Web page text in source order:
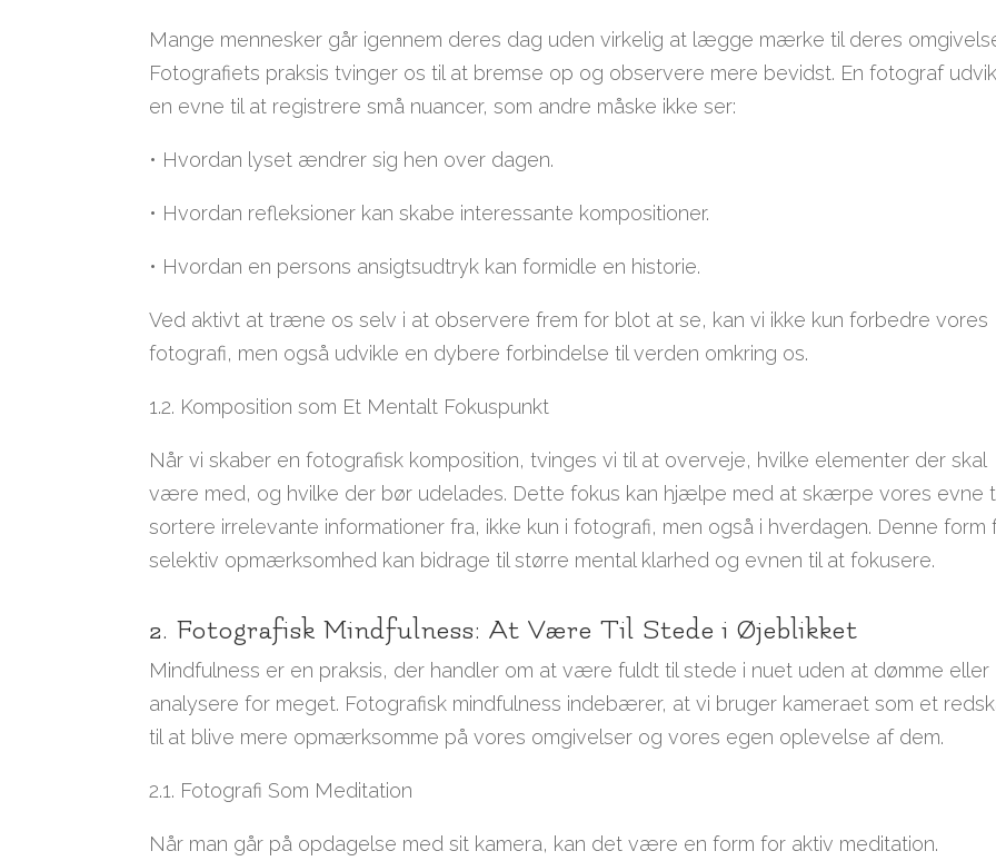
Mange mennesker går igennem deres dag uden virkelig at lægge mærke til deres
Fotografiets praksis tvinger os til at bremse op og observere mere bevidst. En fotograf
en evne til at registrere små nuancer, som andre måske ikke ser:
• Hvordan lyset ændrer sig hen over dagen.
• Hvordan refleksioner kan skabe interessante kompositioner.
• Hvordan en persons ansigtsudtryk kan formidle en historie.
Ved aktivt at træne os selv i at observere frem for blot at se, kan vi ikke kun forbedre vores
fotografi, men også udvikle en dybere forbindelse til verden omkring os.
1.2. Komposition som Et Mentalt Fokuspunkt
Når vi skaber en fotografisk komposition, tvinges vi til at overveje, hvilke elementer der skal
være med, og hvilke der bør udelades. Dette fokus kan hjælpe med at skærpe vores evne
sortere irrelevante informationer fra, ikke kun i fotografi, men også i hverdagen. Denne form
selektiv opmærksomhed kan bidrage til større mental klarhed og evnen til at fokusere.
2. Fotografisk Mindfulness: At Være Til Stede i Øjeblikket
Mindfulness er en praksis, der handler om at være fuldt til stede i nuet uden at dømme eller
analysere for meget. Fotografisk mindfulness indebærer, at vi bruger kameraet som et
til at blive mere opmærksomme på vores omgivelser og vores egen oplevelse af dem.
2.1. Fotografi Som Meditation
Når man går på opdagelse med sit kamera, kan det være en form for aktiv meditation.